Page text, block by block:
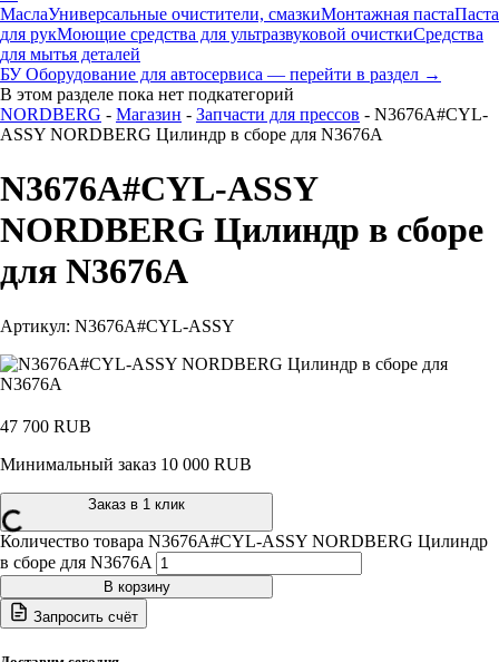
МаслаУниверсальные очистители, смазкиМонтажная пастаПаста
для рукМоющие средства для ультразвуковой очисткиСредства
для мытья деталей
БУ Оборудование для автосервиса — перейти в раздел →
В этом разделе пока нет подкатегорий
NORDBERG - Магазин - Запчасти для прессов - N3676A#CYL-
ASSY NORDBERG Цилиндр в сборе для N3676A
N3676A#CYL-ASSY
NORDBERG Цилиндр в сборе
для N3676A
Артикул: N3676A#CYL-ASSY
47 700 RUB
Минимальный заказ 10 000 RUB
Заказ в 1 клик
Количество товара N3676A#CYL-ASSY NORDBERG Цилиндр
в сборе для N3676A
В корзину
Запросить счёт